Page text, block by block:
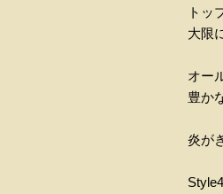
トッ
大限
オー
豊か
炎が